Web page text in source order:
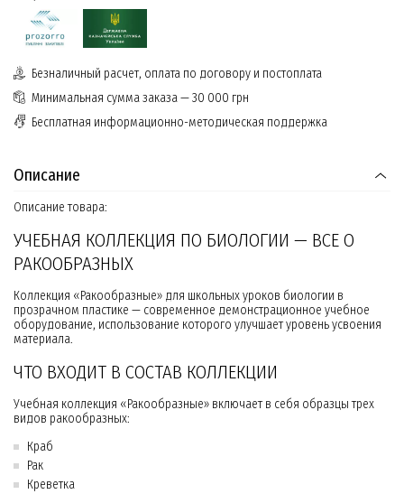
Безналичный расчет, оплата по договору и постоплата
Минимальная сумма заказа — 30 000 грн
Бесплатная информационно-методическая поддержка
Описание
Описание товара:
УЧЕБНАЯ КОЛЛЕКЦИЯ ПО БИОЛОГИИ — ВСЕ О
РАКООБРАЗНЫХ
Коллекция «Ракообразные» для школьных уроков биологии в
прозрачном пластике — современное демонстрационное учебное
оборудование, использование которого улучшает уровень усвоения
материала.
ЧТО ВХОДИТ В СОСТАВ КОЛЛЕКЦИИ
Учебная коллекция «Ракообразные» включает в себя образцы трех
видов ракообразных:
Краб
Рак
Креветка